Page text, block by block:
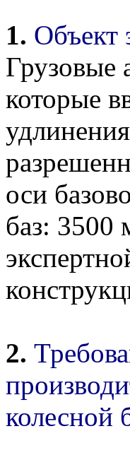
1. Объект
Грузовые
которые
оси
баз:
2.
колесной